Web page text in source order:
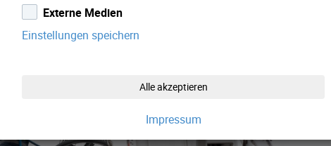
Externe Medien
Einstellungen speichern
Alle akzeptieren
Impressum